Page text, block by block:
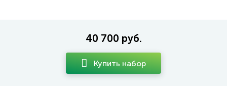
40 700 руб.
Купить набор